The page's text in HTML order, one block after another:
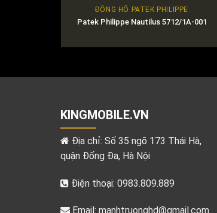
ĐỒNG HỒ PATEK PHILIPPE
Patek Philippe Nautilus 5712/1A-001
KINGMOBILE.VN
Địa chỉ: Số 35 ngõ 173 Thái Hà,
quận Đống Đa, Hà Nội
Điện thoại: 0983.809.889
Email: manhtruonghd@gmail.com